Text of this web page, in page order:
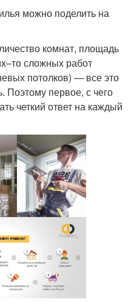
можно поделить на
комнат, площадь
сложных работ
потолков) — все это
Поэтому первое, с чего
четкий ответ на каждый